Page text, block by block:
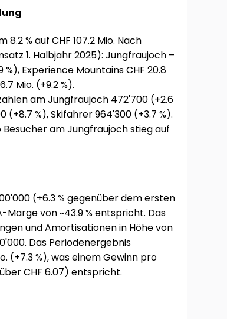
% auf CHF 107.2 Mio. Nach
1. Halbjahr 2025): Jungfraujoch –
%), Experience Mountains CHF 20.8
Mio. (+9.2 %).
am Jungfraujoch 472'700 (+2.6
(+8.7 %), Skifahrer 964'300 (+3.7 %).
am Jungfraujoch stieg auf
(+6.3 % gegenüber dem ersten
Marge von ~43.9 % entspricht. Das
und Amortisationen in Höhe von
Das Periodenergebnis
(+7.3 %), was einem Gewinn pro
CHF 6.07) entspricht.